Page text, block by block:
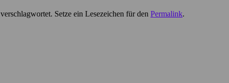
verschlagwortet. Setze ein Lesezeichen für den Permalink.